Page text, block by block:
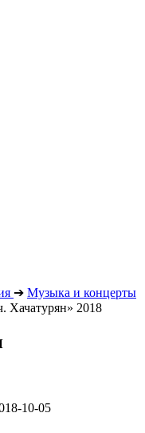
➔ Музыка и концерты
Хачатурян» 2018
10-05